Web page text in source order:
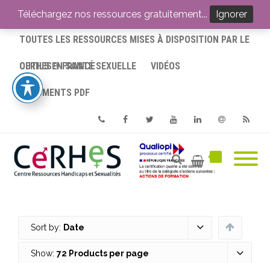
ACCUEIL
TOUTES LES RESSOURCES MISES À DISPOSITION PAR LE
CERHES® FRANCE
OUTILS EN SANTÉ SEXUELLE VIDÉOS
DOCUMENTS PDF
PhoneFacebookTwitterYoutube
Sort by: Date
Show: 72 Products per page
Téléchargez nos ressources gratuitement... Ignorer